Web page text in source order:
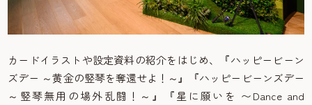
カードイラストや設定資料の紹介をはじめ、『ハッピービーン
ズデー ～黄金の竪琴を奪還せよ！～』『ハッピービーンズデー
～竪琴無用の場外乱闘！～』『星に願いを 〜Dance and